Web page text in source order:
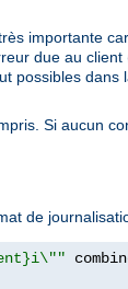
importante
due au
possibles dans
Si aucun
de